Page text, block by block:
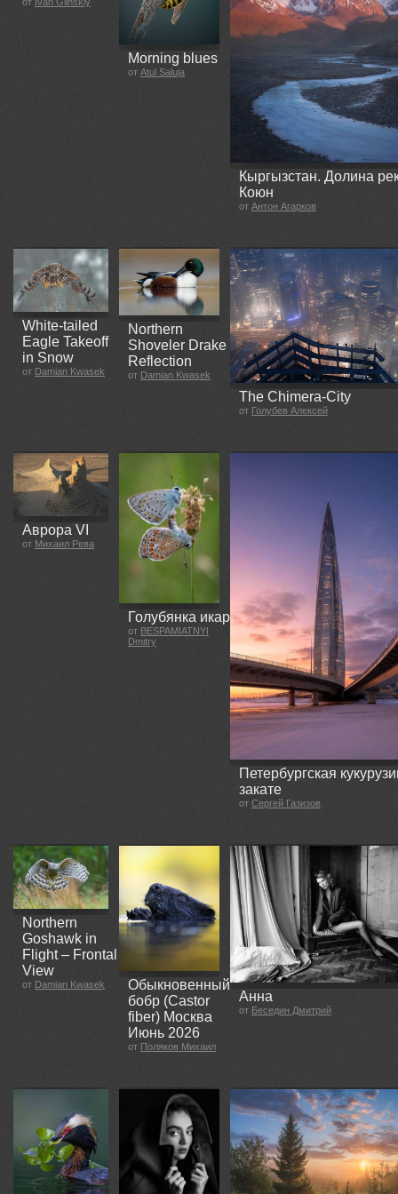
Morning blues
от Atul Saluja
Кыргызстан. Долина
Коюн
от Антон Агарков
White-tailed
Eagle Takeoff
in Snow
от Damian Kwasek
Northern
Shoveler Drake
Reflection
от Damian Kwasek
The Chimera-City
от Голубев Алексей
Аврора VI
от Михаил Рева
Голубянка икар
от BESPAMIATNYI
Dmitry
Петербургская
закате
от Сергей Газизов
Northern
Goshawk in
Flight – Frontal
View
от Damian Kwasek
Обыкновенный
бобр (Castor
fiber) Москва
Июнь 2026
от Поляков Михаил
Анна
от Беседин Дмитрий